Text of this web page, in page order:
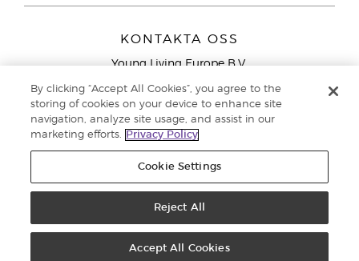
KONTAKTA OSS
Young Living Europe B.V.
9727 AJ Groningen
Nederländerna
Kundtjänst – Avgiftsfritt lokalsamtal (ej från
mobiltelefon):020 793400
Sekretess
By clicking “Accept All Cookies”, you agree to the
storing of cookies on your device to enhance site
navigation, analyze site usage, and assist in our
marketing efforts.
Privacy Policy
Cookie Settings
Reject All
Accept All Cookies